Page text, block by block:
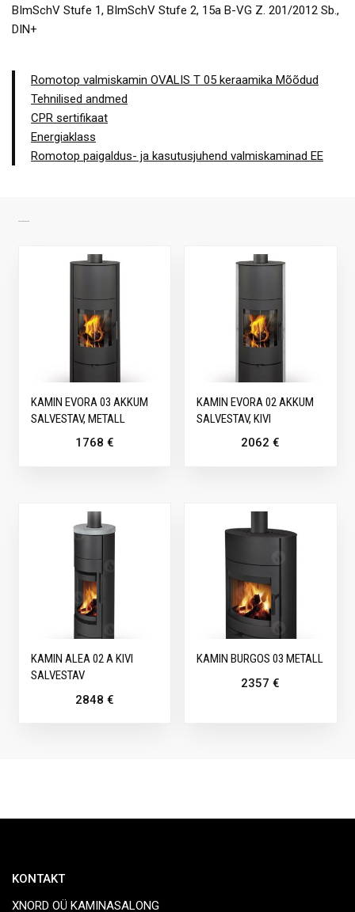
BImSchV Stufe 1, BImSchV Stufe 2, 15a B-VG Z. 201/2012 Sb.,
DIN+
Romotop valmiskamin OVALIS T 05 keraamika Mõõdud
Tehnilised andmed
CPR sertifikaat
Energiaklass
Romotop paigaldus- ja kasutusjuhend valmiskaminad EE
KAMIN EVORA 03 AKKUM
SALVESTAV, METALL
1768 €
KAMIN EVORA 02 AKKUM
SALVESTAV, KIVI
2062€
KAMIN ALEA 02 A KIVI
SALVESTAV
2848 €
KAMIN BURGOS 03 METALL
2357€
KONTAKT
XNORD OÜ KAMINASALONG